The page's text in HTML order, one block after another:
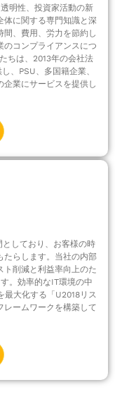
明性、投資家活動の新
体に関する専門知識と深
、費用、労力を節約し
のコンプライアンスにつ
ちは、2013年の会社法
、PSU、多国籍企業、
業にサービスを提供し
しており、お客様の時
たらします。当社の内部
ト削減と利益率向上のた
。効率的なIT環境の中
最大化する「U2018リス
レームワークを構築して